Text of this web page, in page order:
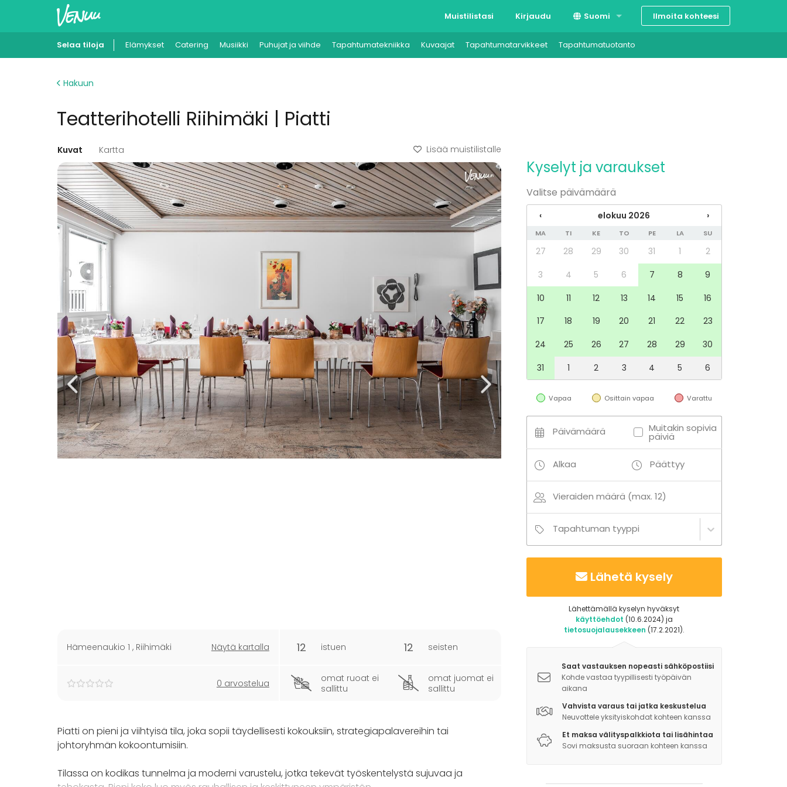
Muistilistasi Kirjaudu Suomi
Svenska
Ilmoita kohteesi
Selaa tiloja Elämykset Catering Musiikki Puhujat ja viihde Tapahtumatekniikka Kuvaajat Tapahtumatarvikkeet Tapahtumatuotanto
Hakuun
Teatterihotelli Riihimäki | Piatti
Kuvat Kartta Lisää muistilistalle
Hämeenaukio 1 , Riihimäki Näytä kartalla
0 arvostelua
12 istuen 12 seisten
omat ruoat ei
sallittu
omat juomat ei
sallittu
Piatti on pieni ja viihtyisä tila, joka sopii täydellisesti kokouksiin, strategiapalavereihin tai
johtoryhmän kokoontumisiin.
Tilassa on kodikas tunnelma ja moderni varustelu, jotka tekevät työskentelystä sujuvaa ja
Kyselyt ja varaukset
Valitse päivämäärä
‹ elokuu 2026 ›
MA TI KE TO PE LA SU
27 28 29 30 31 1
2
3
4 5 6 7 8
9
10
11 12 13 14 15
16
17
18 19 20 21 22
23
24
25 26 27 28 29
30
31
1 2 3 4 5 6
Vapaa Osittain vapaa Varattu
Päivämäärä Muitakin sopivia
päiviä
Alkaa Päättyy
Vieraiden määrä (max. 12)
Tapahtuman tyyppi
Lähetä kysely
Lähettämällä kyselyn hyväksyt
käyttöehdot (10.6.2024) ja
tietosuojalausekkeen (17.2.2021).
Saat vastauksen nopeasti sähköpostiisi
Kohde vastaa tyypillisesti työpäivän
aikana
Vahvista varaus tai jatka keskustelua
Neuvottele yksityiskohdat kohteen kanssa
Et maksa välityspalkkiota tai lisähintaa
Sovi maksusta suoraan kohteen kanssa